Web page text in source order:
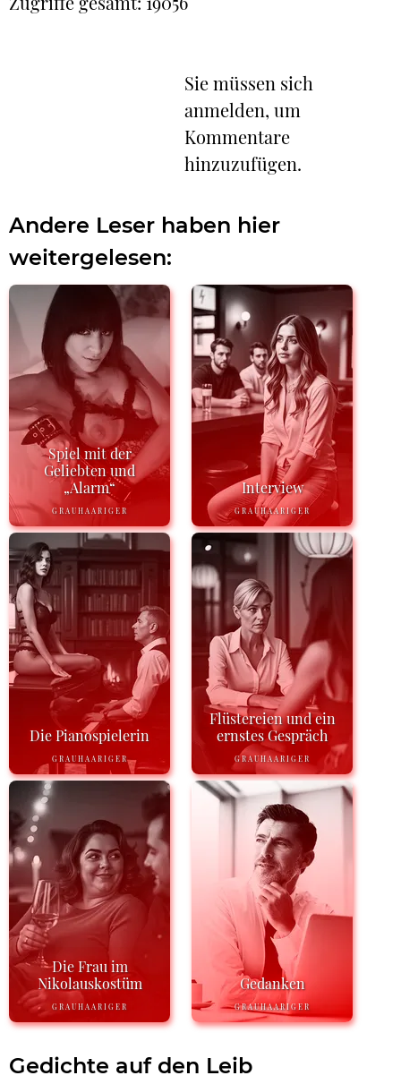
Sie müssen sich
anmelden, um
Kommentare
hinzuzufügen.
Andere Leser haben hier
weitergelesen:
Spiel mit der
Geliebten und
„Alarm“
GRAUHAARIGER
Interview
GRAUHAARIGER
Die Pianospielerin
GRAUHAARIGER
Flüstereien und ein
ernstes Gespräch
GRAUHAARIGER
Die Frau im
Nikolauskostüm
GRAUHAARIGER
Gedanken
GRAUHAARIGER
Gedichte auf den Leib